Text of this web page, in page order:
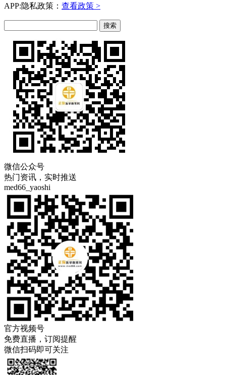
APP:隐私政策： 查看政策 >
微信公众号
热门资讯，实时推送
med66_yaoshi
官方视频号
免费直播，订阅提醒
微信扫码即可关注